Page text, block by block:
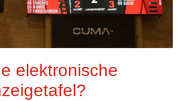
elektronische